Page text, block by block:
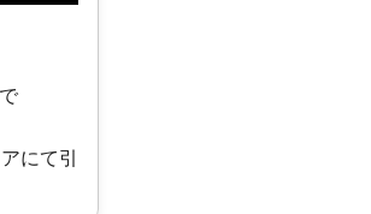
にて引